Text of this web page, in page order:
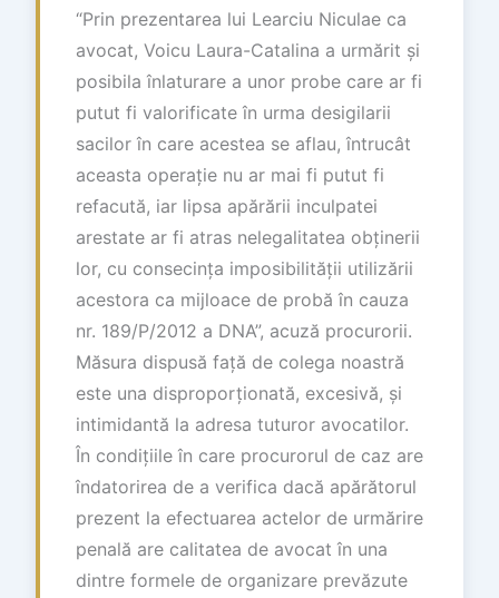
“Prin prezentarea lui Learciu Niculae ca
avocat, Voicu Laura-Catalina a urmărit și
posibila înlaturare a unor probe care ar fi
putut fi valorificate în urma desigilarii
sacilor în care acestea se aflau, întrucât
aceasta operație nu ar mai fi putut fi
refacută, iar lipsa apărării inculpatei
arestate ar fi atras nelegalitatea obținerii
lor, cu consecința imposibilității utilizării
acestora ca mijloace de probă în cauza
nr. 189/P/2012 a DNA”, acuză procurorii.
Măsura dispusă față de colega noastră
este una disproporționată, excesivă, și
intimidantă la adresa tuturor avocatilor.
În condițiile în care procurorul de caz are
îndatorirea de a verifica dacă apărătorul
prezent la efectuarea actelor de urmărire
penală are calitatea de avocat în una
dintre formele de organizare prevăzute